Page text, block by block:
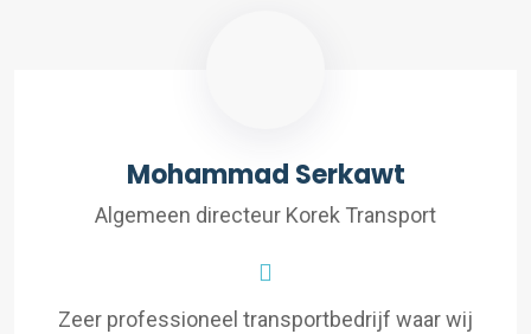
Mohammad Serkawt
Algemeen directeur Korek Transport
Zeer professioneel transportbedrijf waar wij